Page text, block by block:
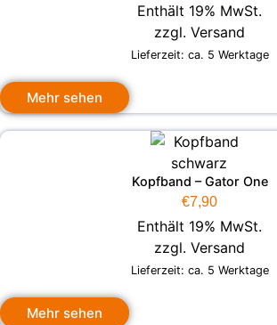
Enthält 19% MwSt.
zzgl. Versand
Lieferzeit: ca. 5 Werktage
Mehr sehen
Kopfband – Gator One
€7,90
Enthält 19% MwSt.
zzgl. Versand
Lieferzeit: ca. 5 Werktage
Mehr sehen